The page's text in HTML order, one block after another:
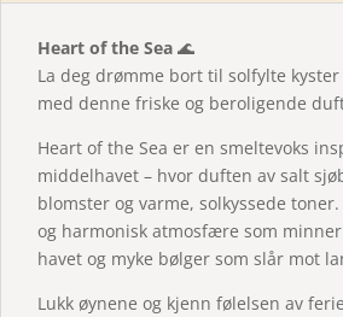
Heart of the Sea 🌊
La deg drømme bort til solfylte
med denne friske og beroligende
Heart of the Sea er en smeltevoks
middelhavet – hvor duften av salt
blomster og varme, solkyssede
og harmonisk atmosfære som
havet og myke bølger som slår mot
Lukk øynene og kjenn følelsen av